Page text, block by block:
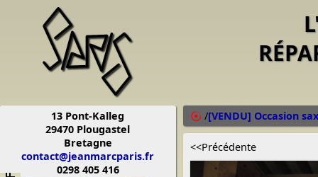
13 Pont-Kalleg
29470 Plougastel
Bretagne
contact@jeanmarcparis.fr
0298 405 416
/[VENDU] Occasion
<<Précédente